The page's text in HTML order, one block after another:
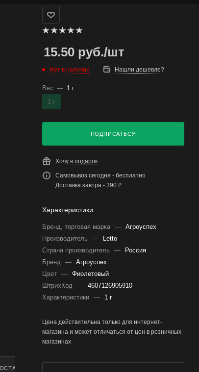
15.50 руб./шт
Нет в наличии Нашли дешевле?
Вес — 1 г
1 г
ПОДПИСАТЬСЯ
Хочу в подарок
Самовывоз сегодня - бесплатно
Доставка завтра - 390 ₽
Характеристики
Бренд, торговая марка — Агроуспех
Производитель
—
Letto
Страна производитель
—
Россия
Бренд — Агроуспех
Цвет — Фиолетовый
ШтрихКод — 4607126905910
Характеристики — 1 г
Цена действительна только для интернет-
магазина и может отличаться от цен в розничных
магазинах